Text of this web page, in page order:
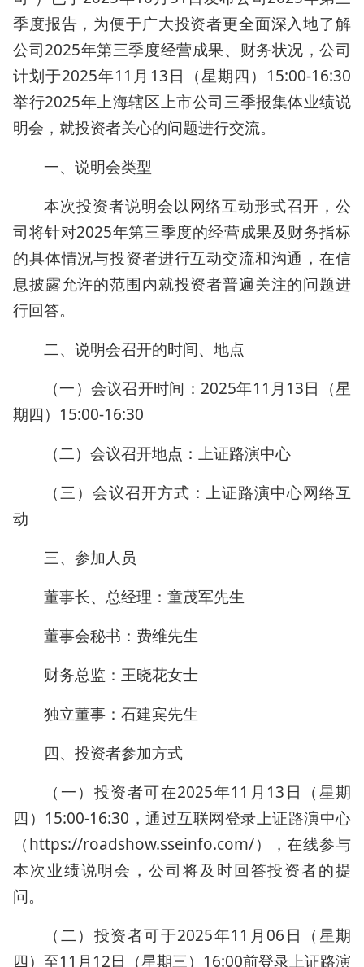
季度报告，为便于广大投资者更全面深入地了解
公司2025年第三季度经营成果、财务状况，公司
计划于2025年11月13日（星期四）15:00-16:30
举行2025年上海辖区上市公司三季报集体业绩说
明会，就投资者关心的问题进行交流。
一、说明会类型
本次投资者说明会以网络互动形式召开，公
司将针对2025年第三季度的经营成果及财务指标
的具体情况与投资者进行互动交流和沟通，在信
息披露允许的范围内就投资者普遍关注的问题进
行回答。
二、说明会召开的时间、地点
（一）会议召开时间：2025年11月13日（星
期四）15:00-16:30
（二）会议召开地点：上证路演中心
（三）会议召开方式：上证路演中心网络互
动
三、参加人员
董事长、总经理：童茂军先生
董事会秘书：费维先生
财务总监：王晓花女士
独立董事：石建宾先生
四、投资者参加方式
（一）投资者可在2025年11月13日（星期
四）15:00-16:30，通过互联网登录上证路演中心
（https://roadshow.sseinfo.com/），在线参与
本次业绩说明会，公司将及时回答投资者的提
问。
（二）投资者可于2025年11月06日（星期
四）至11月12日（星期三）16:00前登录上证路演